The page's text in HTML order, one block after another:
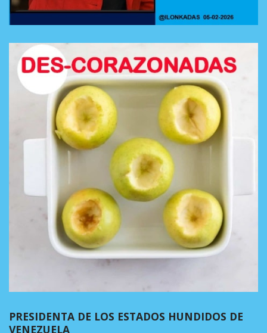
PRESIDENTA DE LOS ESTADOS HUNDIDOS DE
VENEZUELA